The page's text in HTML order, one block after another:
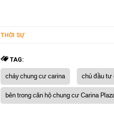
THỜI SỰ
TAG:
cháy chung cư carina
chủ đầu tư
bên trong căn hộ chung cư Carina